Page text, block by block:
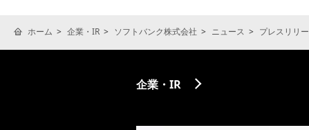
ホーム 企業・IR ソフトバンク株式会社 ニュース プレスリリ
企業・IR